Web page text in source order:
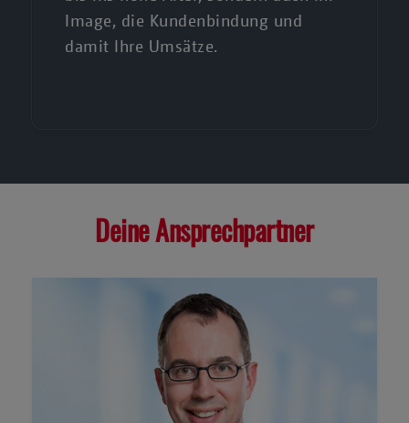
Image, die Kundenbindung und
damit Ihre Umsätze.
Deine Ansprechpartner